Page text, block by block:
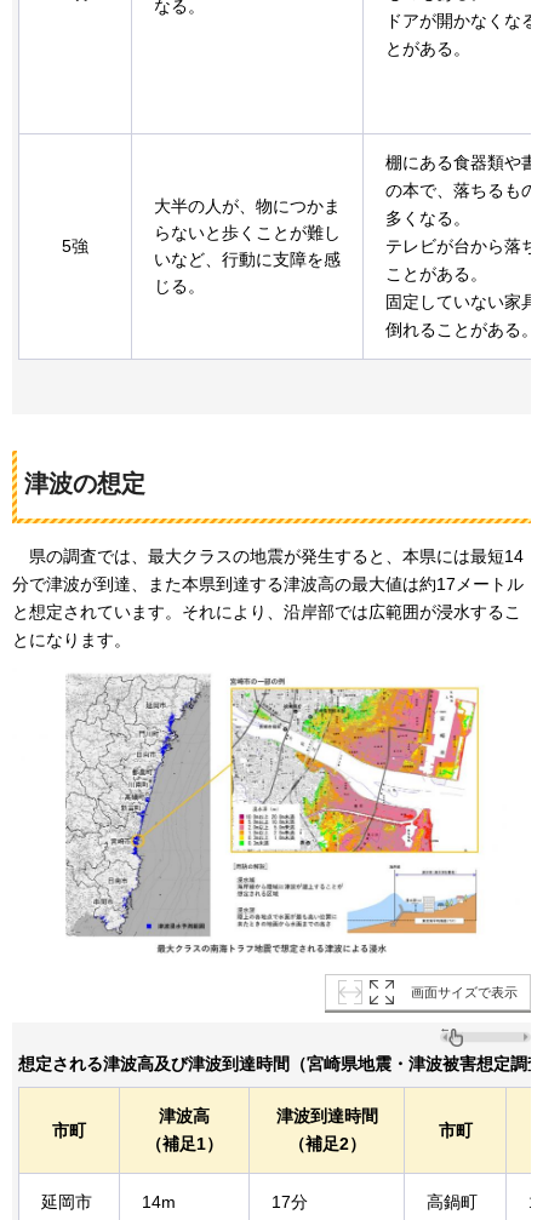
なる。
ドアが開かなくなる
とがある。
5強
大半の人が、物につかま
らないと歩くことが難し
いなど、行動に支障を感
じる。
棚にある食器類や書
の本で、落ちるもの
多くなる。
テレビが台から落ち
ことがある。
固定していない家具
倒れることがある。
津波の想定
県の調査では、最大クラスの地震が発生すると、本県には最短14
分で津波が到達、また本県到達する津波高の最大値は約17メートル
と想定されています。それにより、沿岸部では広範囲が浸水するこ
とになります。
画面サイズで表示
想定される津波高及び津波到達時間（宮崎県地震・津波被害想定調
市町
津波高
（補足1）
津波到達時間
（補足2）
市町
延岡市 14m 17分 高鍋町